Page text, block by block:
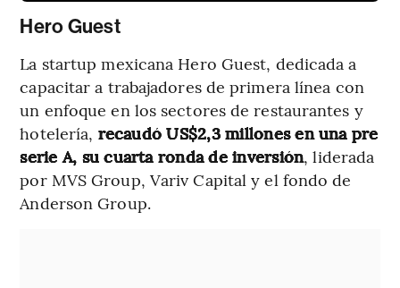
Hero Guest
La startup mexicana Hero Guest, dedicada a
capacitar a trabajadores de primera línea con
un enfoque en los sectores de restaurantes y
hotelería, recaudó US$2,3 millones en una pre
serie A, su cuarta ronda de inversión, liderada
por MVS Group, Variv Capital y el fondo de
Anderson Group.